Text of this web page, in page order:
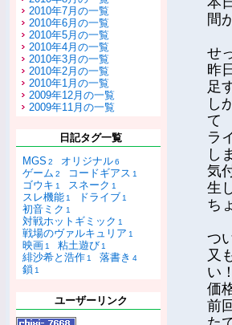
2010年7月の一覧
2010年6月の一覧
2010年5月の一覧
2010年4月の一覧
2010年3月の一覧
2010年2月の一覧
2010年1月の一覧
2009年12月の一覧
2009年11月の一覧
日記タグ一覧
MGS 2 オリジナル6
ゲーム 2 コードギアス 1
ゴウキ 1 スネーク 1
スレ機能 1 ドライブ 1
初音ミク 1
対戦ホットギミック 1
戦場のヴァルキュリア 1
映画 1 粘土遊び 1
緋沙希と浩作 1 落書き 4
鎖 1
ユーザーリンク
間
せ
昨
足
し
て
ラ
し
気
生
ち
つ
又
い
価
前